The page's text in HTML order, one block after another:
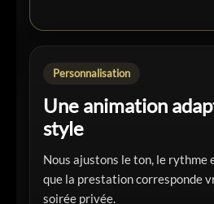
Personnalisation
Une animation
style
Nous ajustons le ton, le
que la prestation corresponde
soirée privée.